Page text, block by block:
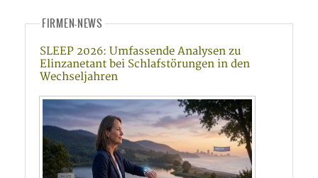
FIRMEN-NEWS
SLEEP 2026: Umfassende Analysen zu
Elinzanetant bei Schlafstörungen in den
Wechseljahren